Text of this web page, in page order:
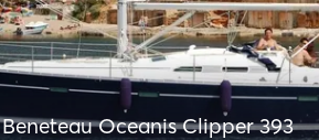
Beneteau Oceanis Clipper 393